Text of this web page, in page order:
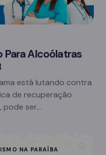
Para Alcoólatras
está lutando contra
de recuperação
pode ser…
NA PARAÍBA